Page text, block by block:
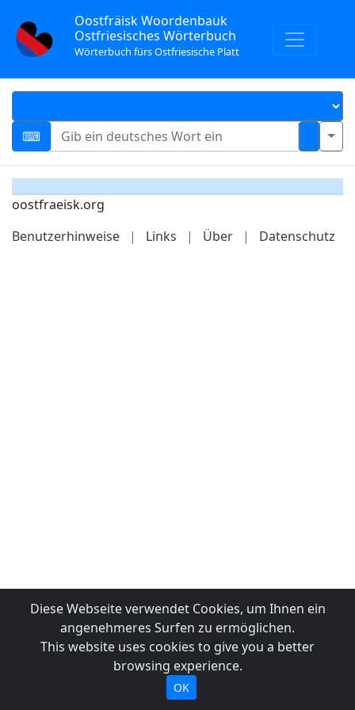
Oostfräisk Woordenbauk
Ostfriesisches Wörterbuch
Wörterbuch fürs Ostfriesische Platt
oostfraeisk.org
Benutzerhinweise
| Links | Über | Datenschutz
Diese Webseite verwendet Cookies, um Ihnen ein
angenehmeres Surfen zu ermöglichen.
This website uses cookies to give you a better
browsing experience.
OK